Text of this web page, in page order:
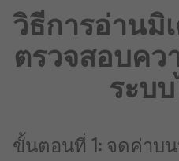
วิธีการอ่านมิ
ตรวจสอบค
ระบ
ขั้นตอนที่ 1: จดค่าบ